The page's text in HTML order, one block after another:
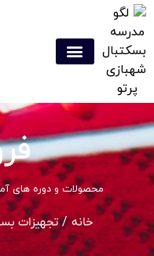
محصولات و دوره های
خانه/تجهیزات